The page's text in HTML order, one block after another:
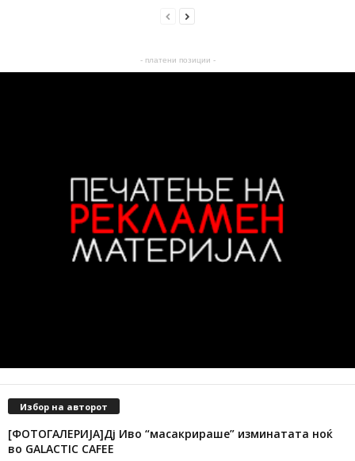
- платени позиции -
Избор на авторот
[ФОТОГАЛЕРИЈА]Дј Иво “масакрираше” изминатата ноќ
во GALACTIC CAFEE